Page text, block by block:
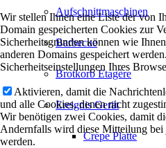
Aufschnittmaschinen
Barbecue
Brotkorb Etagère
Ereignis Gerät
Crepe Platte
Wir stellen Ihnen eine Liste der von
Domain gespeicherten Cookies zur
Sicherheitsgründen können wie
anderen Domains gespeichert
Sicherheitseinstellungen Ihres
Aktivieren, damit die
und alle Cookies, denen nicht
Wir benötigen zwei Cookies, damit
Andernfalls wird diese Mitteilung bei
werden.